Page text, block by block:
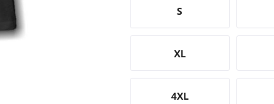
S
XL
4XL